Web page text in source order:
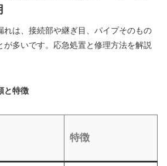
れは、接続部や継ぎ目、パイプそのもの
が多いです。応急処置と修理方法を解説
と特徴
特徴